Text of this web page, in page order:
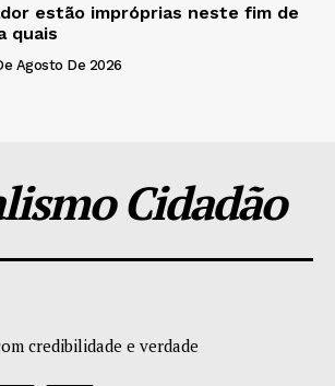
estão impróprias neste fim de
quais
Agosto De 2026
Cidadão
credibilidade e verdade